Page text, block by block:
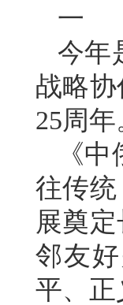
一
今年
战略
25周年
《
往传
展奠
邻友
平、正